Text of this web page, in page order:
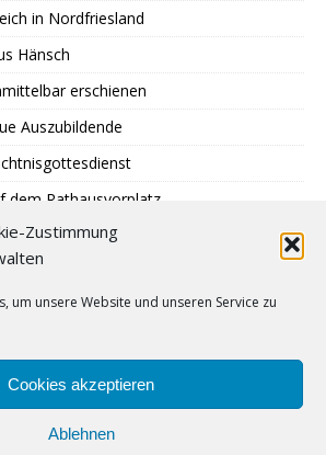
Zustimmung
um unsere Website und unseren Service zu
Cookies akzeptieren
Ablehnen
in Nordfriesland
Hänsch
erschienen
Auszubildende
dem Rathausvorplatz
Ratingen
+ Wittmer